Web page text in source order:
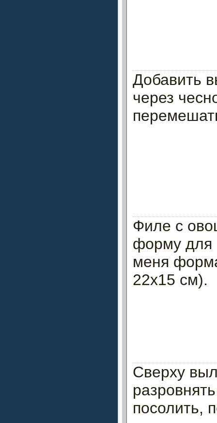
Добавить
через
Филе с
форму для
меня
22х15 см).
Сверху
посолить,